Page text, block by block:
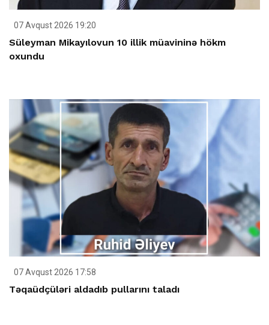
07 Avqust 2026 19:20
Süleyman Mikayılovun 10 illik müavininə hökm
oxundu
07 Avqust 2026 17:58
Təqaüdçüləri aldadıb pullarını taladı